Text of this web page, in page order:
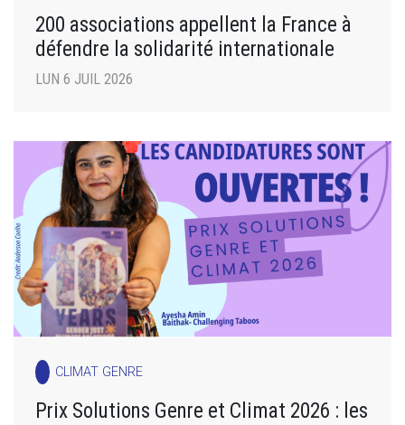
200 associations appellent la France à
défendre la solidarité internationale
LUN 6 JUIL 2026
CLIMAT GENRE
Prix Solutions Genre et Climat 2026 : les